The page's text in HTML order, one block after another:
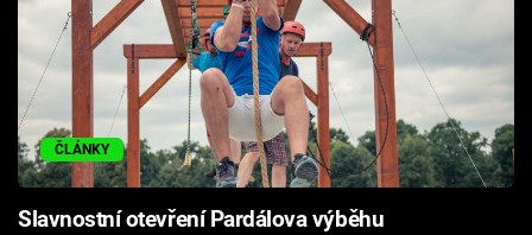
ČLÁNKY
Slavnostní otevření Pardálova výběhu